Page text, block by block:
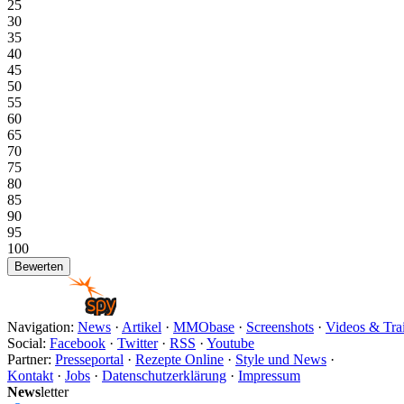
25
30
35
40
45
50
55
60
65
70
75
80
85
90
95
100
Navigation: News · Artikel · MMObase · Screenshots · Videos &
Social: Facebook · Twitter· RSS · Youtube
Partner: Presseportal · Rezepte Online · Style und News ·
Kontakt · Jobs · Datenschutzerklärung · Impressum
Newsletter